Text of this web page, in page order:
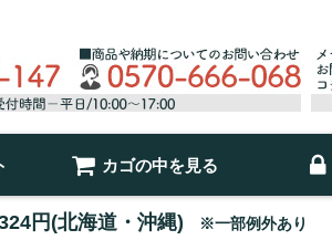
カゴの中を見る
円(北海道・沖縄) ※一部例外あり